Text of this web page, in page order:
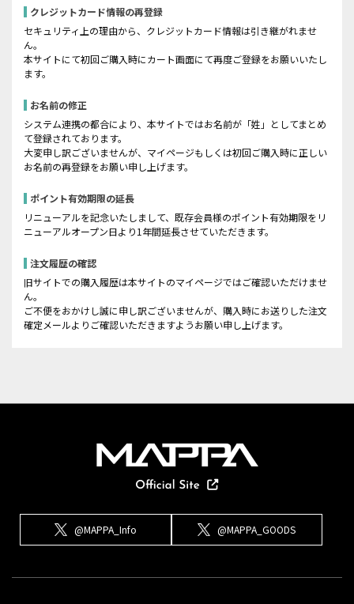
クレジットカード情報の再登録
セキュリティ上の理由から、クレジットカード情報は引き継がれませ
ん。
本サイトにて初回ご購入時にカート画面にて再度ご登録をお願いいたし
ます。
お名前の修正
システム連携の都合により、本サイトではお名前が「姓」としてまとめ
て登録されております。
大変申し訳ございませんが、マイページもしくは初回ご購入時に正しい
お名前の再登録をお願い申し上げます。
ポイント有効期限の延長
リニューアルを記念いたしまして、既存会員様のポイント有効期限をリ
ニューアルオープン日より1年間延長させていただきます。
注文履歴の確認
旧サイトでの購入履歴は本サイトのマイページではご確認いただけませ
ん。
ご不便をおかけし誠に申し訳ございませんが、購入時にお送りした注文
確定メールよりご確認いただきますようお願い申し上げます。
@MAPPA_Info @MAPPA_GOODS